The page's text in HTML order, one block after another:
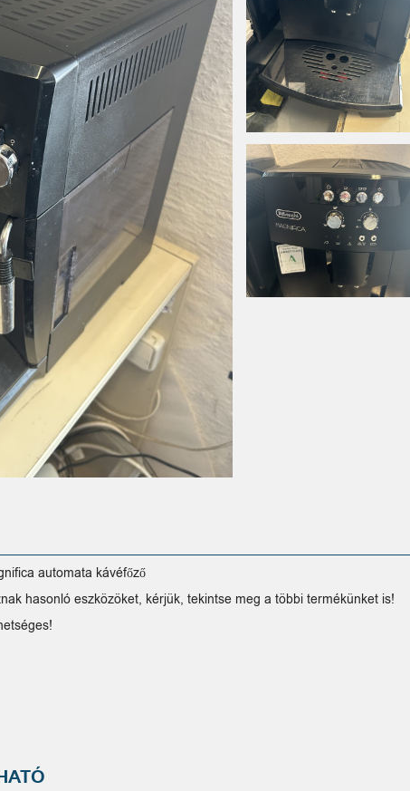
automata kávéfőző
hasonló eszközöket, kérjük, tekintse meg a többi termékünket is!